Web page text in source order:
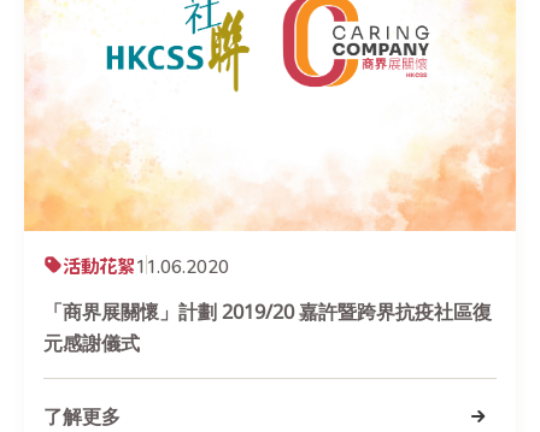
活動花絮11.06.2020
「商界展關懷」計劃 2019/20 嘉許暨跨界抗疫社區復
元感謝儀式
了解更多